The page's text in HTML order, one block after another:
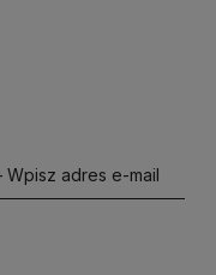
Wpisz adres e-mail